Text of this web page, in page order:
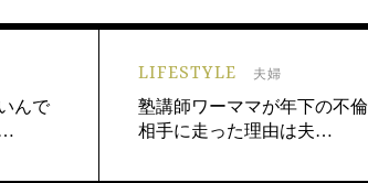
んで
…
LIFESTYLE 夫婦
塾講師ワーママが年下の不倫
相手に走った理由は夫…